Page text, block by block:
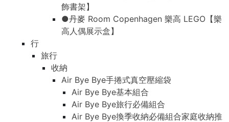
飾書架】
●丹麥 Room Copenhagen 樂高 LEGO【樂
高人偶展示盒】
行
旅行
收納
Air Bye Bye手捲式真空壓縮袋
Air Bye Bye基本組合
Air Bye Bye旅行必備組合
Air Bye Bye換季收納必備組合家庭收納推